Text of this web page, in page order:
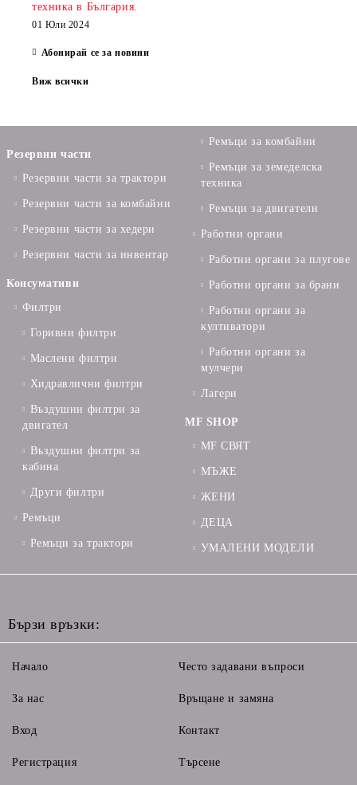
техника в България.
01 Юли 2024
Абонирай се за новини
Виж всички
Резервни части
Резервни части за трактори
Резервни части за комбайни
Резервни части за хедери
Резервни части за инвентар
Консумативи
Филтри
Горивни филтри
Маслени филтри
Хидравлични филтри
Въздушни филтри за
двигател
Въздушни филтри за
кабина
Други филтри
Ремъци
Ремъци за трактори
Ремъци за комбайни
Ремъци за земеделска
техника
Ремъци за двигатели
Работни органи
Работни органи за плугове
Работни органи за брани
Работни органи за
култиватори
Работни органи за
мулчери
Лагери
MF SHOP
MF СВЯТ
МЪЖЕ
ЖЕНИ
ДЕЦА
УМАЛЕНИ МОДЕЛИ
Бързи връзки:
Начало
За нас
Вход
Регистрация
Често задавани въпроси
Връщане и замяна
Контакт
Търсене